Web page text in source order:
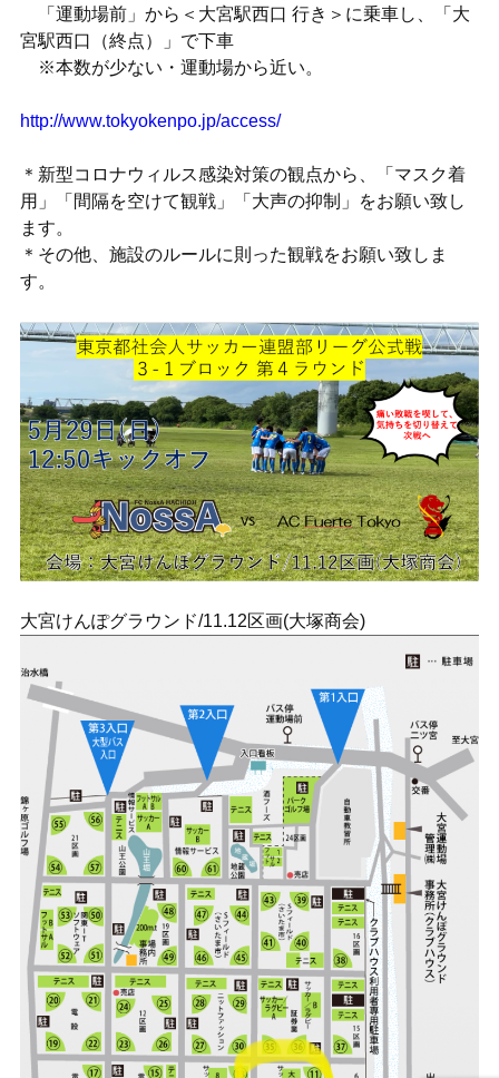
「運動場前」から＜大宮駅西口 行き＞に乗車し、「大
宮駅西口（終点）」で下車
※本数が少ない・運動場から近い。
http://www.tokyokenpo.jp/access/
＊新型コロナウィルス感染対策の観点から、「マスク着
用」「間隔を空けて観戦」「大声の抑制」をお願い致し
ます。
＊その他、施設のルールに則った観戦をお願い致しま
す。
大宮けんぽグラウンド/11.12区画(大塚商会)